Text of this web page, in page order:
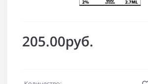
205.00руб.